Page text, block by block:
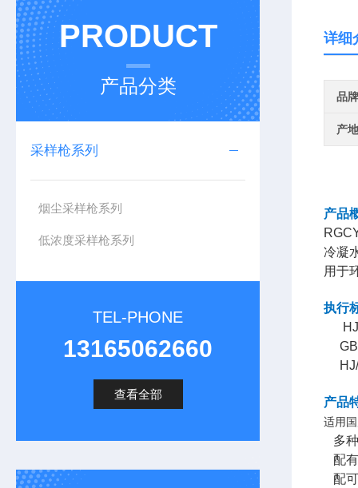
PRODUCT
产品分类
采样枪系列
烟尘采样枪系列
低浓度采样枪系列
TEL-PHONE
13165062660
查看全部
详细
品牌
产
产品
冷凝
用于
执行
GB/
HJ/
产品
适用
多
配
配